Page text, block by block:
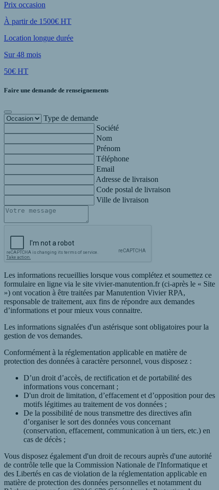
Prix occasion
À partir de 1500€ HT
Location longue durée
Sur 48 mois
50€ HT
Faire une demande de renseignements
Type de demande
Société
Nom
Prénom
Téléphone
Email
Adresse de livraison
Code postal de livraison
Ville de livraison
Les informations recueillies lorsque vous complétez et soumettez ce
formulaire en ligne via le site vivier-manutention.fr (ci-après le « Site
») ont vocation à être traitées par Manutention Vivier RPA,
responsable de traitement, aux fins de répondre aux demandes
d’informations et pour mieux vous connaitre.
Les informations signalées d'un astérisque sont obligatoires pour la
gestion de vos demandes.
Conformément à la réglementation applicable en matière de
protection des données à caractère personnel, vous disposez :
D’un droit d’accès, de rectification et de portabilité des
informations vous concernant ;
D'un droit de limitation, d’effacement et d’opposition pour des
motifs légitimes au traitement de vos données ;
De la possibilité de nous transmettre des directives afin
d’organiser le sort des données vous concernant
(conservation, effacement, communication à un tiers, etc.) en
cas de décès ;
Vous disposez également d'un droit de recours auprès d'une autorité
de contrôle telle que la Commission Nationale de l'Informatique et
des Libertés en cas de violation de la réglementation applicable en
matière de protection des données personnelles et notamment du